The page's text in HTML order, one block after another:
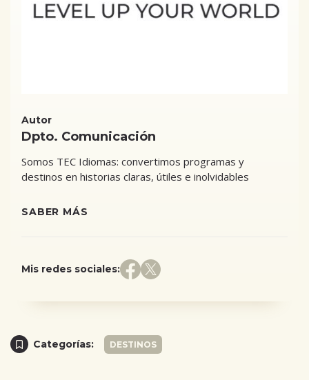
Autor
Dpto. Comunicación
Somos TEC Idiomas: convertimos programas y
destinos en historias claras, útiles e inolvidables
SABER MÁS
Mis redes sociales:
Categorías: DESTINOS